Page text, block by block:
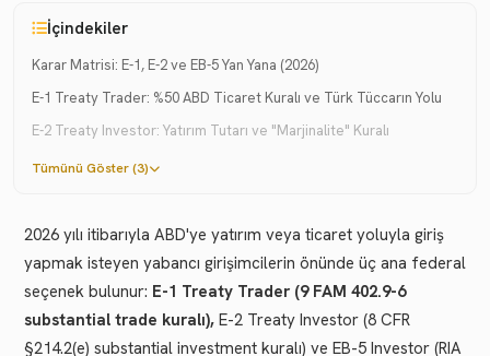
İçindekiler
Karar Matrisi: E-1, E-2 ve EB-5 Yan Yana (2026)
E-1 Treaty Trader: %50 ABD Ticaret Kuralı ve Türk Tüccarın Yolu
E-2 Treaty Investor: Yatırım Tutarı ve "Marjinalite" Kuralı
Tümünü Göster (3)
2026 yılı itibarıyla ABD'ye yatırım veya ticaret yoluyla giriş
yapmak isteyen yabancı girişimcilerin önünde üç ana federal
seçenek bulunur: E-1 Treaty Trader (9 FAM 402.9-6
substantial trade kuralı), E-2 Treaty Investor (8 CFR
§214.2(e) substantial investment kuralı) ve EB-5 Investor (RIA